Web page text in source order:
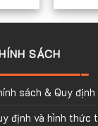
SÁCH
sách & Quy định
định và hình thức